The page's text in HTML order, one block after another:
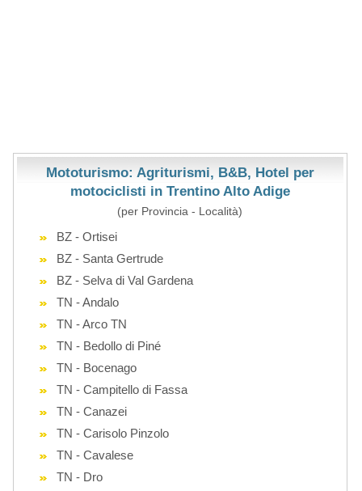
Mototurismo: Agriturismi, B&B, Hotel per
motociclisti in Trentino Alto Adige
(per Provincia - Località)
BZ - Ortisei
BZ - Santa Gertrude
BZ - Selva di Val Gardena
TN - Andalo
TN - Arco TN
TN - Bedollo di Piné
TN - Bocenago
TN - Campitello di Fassa
TN - Canazei
TN - Carisolo Pinzolo
TN - Cavalese
TN - Dro